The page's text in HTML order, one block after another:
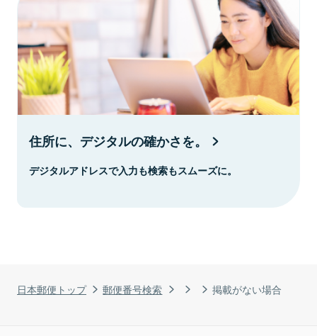
日本郵便トップ 郵便番号検索 掲載がない場合
住所に、デジタルの確かさを。
デジタルアドレスで入力も検索もスムーズに。